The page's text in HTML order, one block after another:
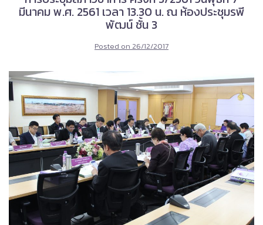
มีนาคม พ.ศ. 2561 เวลา 13.30 น. ณ ห้องประชุมรพี
พัฒน์ ชั้น 3
Posted on 26/12/2017